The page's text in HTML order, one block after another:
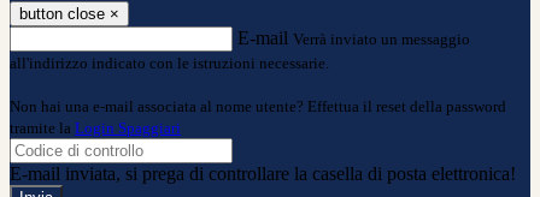
button close ×
E-mail Verrà inviato un messaggio
all'indirizzo indicato con le istruzioni necessarie.
Non hai una e-mail associata al nome utente? Effettua il reset della password
tramite la Login Spaggiari
E-mail inviata, si prega di controllare la casella di posta elettronica!